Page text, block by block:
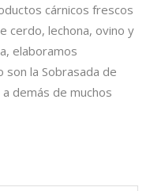
cárnicos frescos
cerdo, lechona, ovino y
elaboramos
la Sobrasada de
demás de muchos